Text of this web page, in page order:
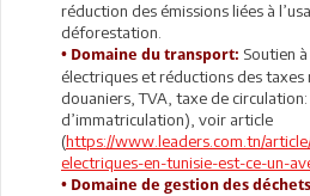
réduction des émissions liées à
déforestation.
• Domaine du transport: Soutien
électriques et réductions des
douaniers, TVA, taxe de
d’immatriculation), voir article
(https://www.leaders.com.tn/
electriques-en-tunisie-est-ce-un-
• Domaine de gestion des